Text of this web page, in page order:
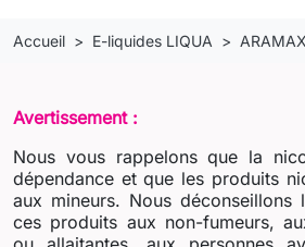
Accueil E-liquides LIQUA ARAMAX
Avertissement :
Nous vous rappelons que la
dépendance et que les produits
aux mineurs. Nous déconseillons
ces produits aux non-fumeurs,